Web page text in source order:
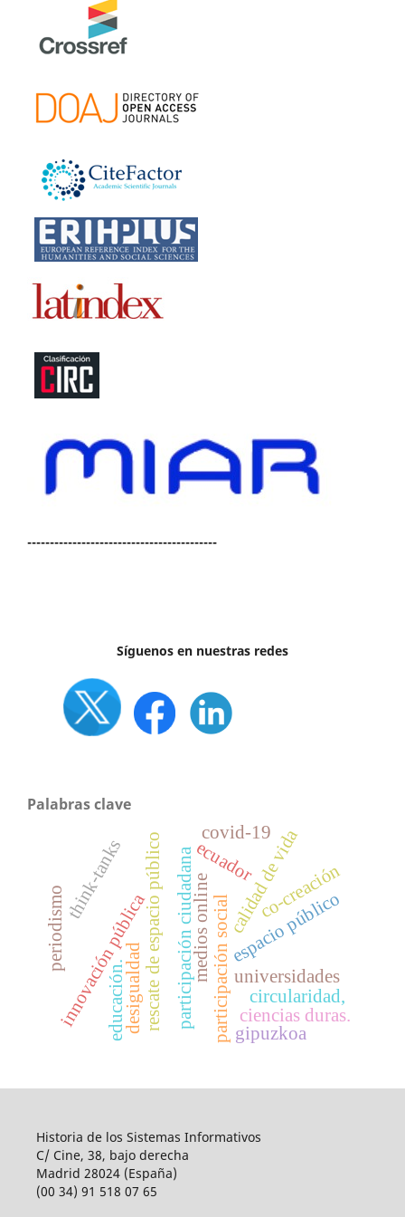
------------------------------------------
Síguenos en nuestras redes
Palabras clave
participación social
participación ciudadana espacio público
calidad de vida
rescate de espacio público
universidades
circularidad,
innovación pública co-creación
think-tanks ecuador
desigualdad
medios online
ciencias duras.
covid-19
periodismo
educación. gipuzkoa
Historia de los Sistemas Informativos
C/ Cine, 38, bajo derecha
Madrid 28024 (España)
(00 34) 91 518 07 65